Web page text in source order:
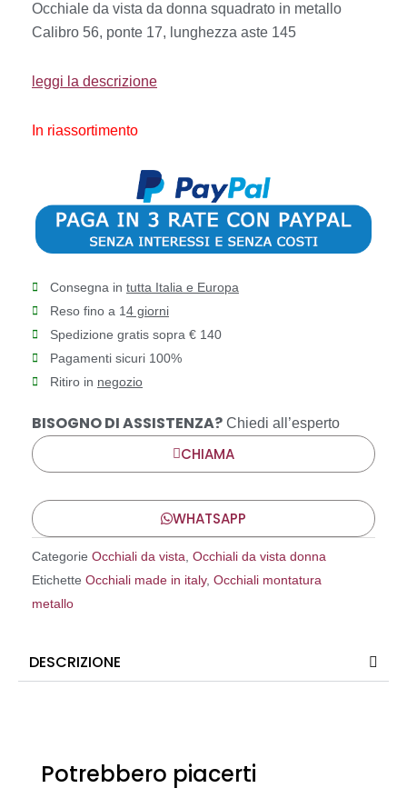
originale
era:
attuale
è:
Occhiale da vista da donna squadrato in metallo
Calibro 56, ponte 17, lunghezza aste 145
leggi la descrizione
In riassortimento
Consegna in tutta Italia e Europa
Reso fino a 14 giorni
Spedizione gratis sopra € 140
Pagamenti sicuri 100%
Ritiro in negozio
BISOGNO DI ASSISTENZA? Chiedi all’esperto
CHIAMA
WHATSAPP
Categorie Occhiali da vista, Occhiali da vista donna
Etichette Occhiali made in italy, Occhiali montatura
metallo
DESCRIZIONE
Potrebbero piacerti